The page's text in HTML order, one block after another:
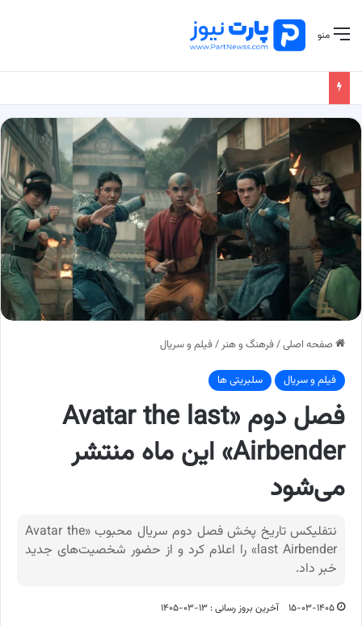
منو
صفحه اصلی/فرهنگ و هنر/فیلم و سریال
فیلم و سریال سلبریتی ها
فصل دوم «Avatar the last
Airbender» این ماه منتشر
می‌شود
نتفلیکس تاریخ پخش فصل دوم سریال محبوب «Avatar the
last Airbender» را اعلام کرد و از حضور شخصیت‌های جدید
خبر داد.
۱۵-۰۳-۱۴۰۵
آخرین بروز رسانی : ۱۳-۰۳-۱۴۰۵